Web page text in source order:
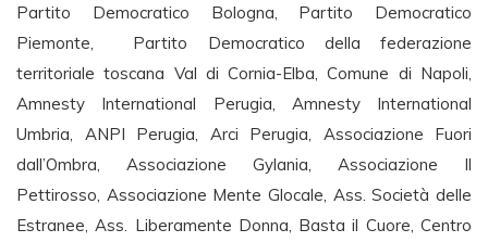
Partito Democratico Bologna, Partito Democratico
Piemonte, Partito Democratico della federazione
territoriale toscana Val di Cornia-Elba, Comune di Napoli,
Amnesty International Perugia, Amnesty International
Umbria, ANPI Perugia, Arci Perugia, Associazione Fuori
dall’Ombra, Associazione Gylania, Associazione Il
Pettirosso, Associazione Mente Glocale, Ass. Società delle
Estranee, Ass. Liberamente Donna, Basta il Cuore, Centro